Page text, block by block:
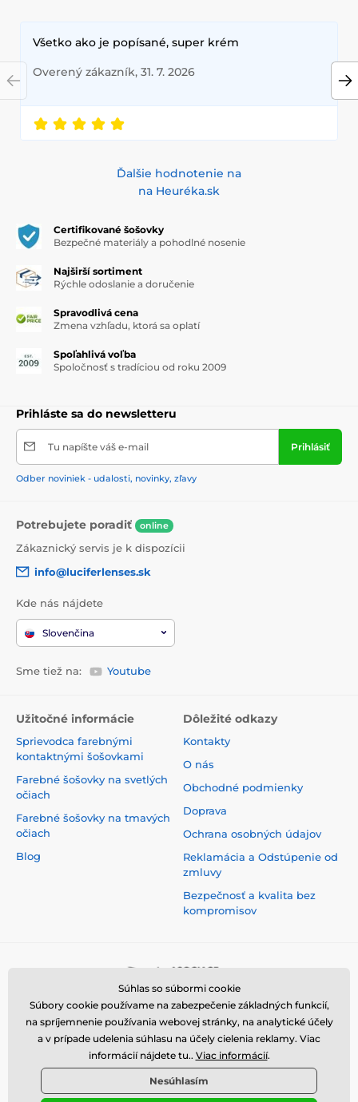
Všetko ako je popísané, super krém
Overený zákazník, 31. 7. 2026
Ďalšie hodnotenie na
na Heuréka.sk
Certifikované šošovky
Bezpečné materiály a pohodlné nosenie
Najširší sortiment
Rýchle odoslanie a doručenie
Spravodlivá cena
Zmena vzhľadu, ktorá sa oplatí
Spoľahlivá voľba
Spoločnosť s tradíciou od roku 2009
Prihláste sa do newsletteru
Tu napíšte váš e-mail Prihlásiť
Odber noviniek - udalosti, novinky, zľavy
Potrebujete poradiť online
Zákaznický servis je k dispozícii
info@luciferlenses.sk
Kde nás nájdete
Slovenčina
Sme tiež na: Youtube
Užitočné informácie
Sprievodca farebnými
kontaktnými šošovkami
Farebné šošovky na svetlých
očiach
Farebné šošovky na tmavých
očiach
Blog
Dôležité odkazy
Kontakty
O nás
Obchodné podmienky
Doprava
Ochrana osobných údajov
Reklamácia a Odstúpenie od
zmluvy
Bezpečnosť a kvalita bez
kompromisov
Súhlas so súbormi cookie
Súbory cookie používame na zabezpečenie základných funkcií,
na spríjemnenie používania webovej stránky, na analytické účely
a v prípade udelenia súhlasu na účely cielenia reklamy. Viac
informácií nájdete tu.. Viac informácií.
Nesúhlasím